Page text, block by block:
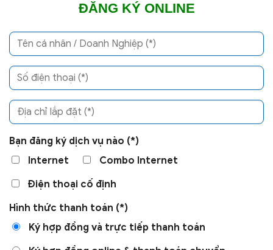
ĐĂNG KÝ ONLINE
Bạn đăng ký dịch vụ nào (*)
Internet
Combo Internet
Điện thoại cố định
Hình thức thanh toán (*)
Ký hợp đồng và trực tiếp thanh toán